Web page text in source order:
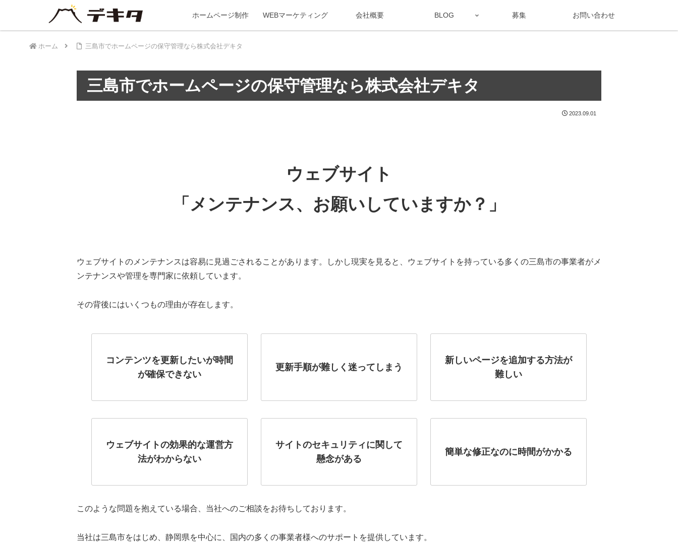
ホームページ制作 WEBマーケティング 会社概要 BLOG 募集 お問い合わせ
ホーム 三島市でホームページの保守管理なら株式会社デキタ
三島市でホームページの保守管理なら株式会社デキタ
2023.09.01
ウェブサイト
「メンテナンス、お願いしていますか？」
ウェブサイトのメンテナンスは容易に見過ごされることがあります。しかし現実を見ると、ウェブサイトを持っている多くの三島市の事業者がメ
ンテナンスや管理を専門家に依頼しています。
その背後にはいくつもの理由が存在します。
コンテンツを更新したいが時間
が確保できない
更新手順が難しく迷ってしまう
新しいページを追加する方法が
難しい
ウェブサイトの効果的な運営方
法がわからない
サイトのセキュリティに関して
懸念がある
簡単な修正なのに時間がかかる
このような問題を抱えている場合、当社へのご相談をお待ちしております。
当社は三島市をはじめ、静岡県を中心に、国内の多くの事業者様へのサポートを提供しています。